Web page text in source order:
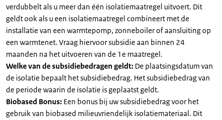
verdubbelt als u meer dan één isolatiemaatregel uitvoert. Dit
geldt ook als u een isolatiemaatregel combineert met de
installatie van een warmtepomp, zonneboiler of aansluiting op
een warmtenet. Vraag hiervoor subsidie aan binnen 24
maanden na het uitvoeren van de 1e maatregel.
Welke van de subsidiebedragen geldt: De plaatsingsdatum van
de isolatie bepaalt het subsidiebedrag. Het subsidiebedrag van
de periode waarin de isolatie is geplaatst geldt.
Biobased Bonus: Een bonus bij uw subsidiebedrag voor het
gebruik van biobased milieuvriendelijk isolatiemateriaal. Dit